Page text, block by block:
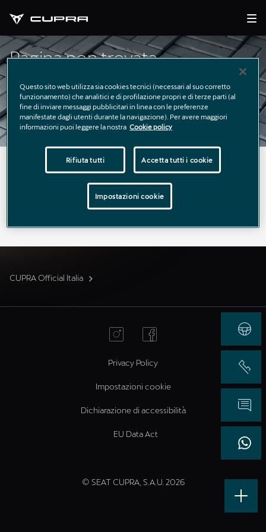
Pagina non trovata
La pagina richiesta non è stata trovata.
Puoi continuare a esplorare il sito usando il menù di
navigazione qui sopra.
CUPRA Official Italia
Privacy Policy
Impostazioni cookie
Dichiarazione di accessibilità
EU Data Act
© SEAT CUPRA, S.A.U. 2026
Questo sito web utilizza sia cookies tecnici (necessari al suo corretto
funzionamento) che analitici e di profilazione propri e di terze parti (al
fine di inviare messaggi pubblicitari in linea con le preferenze
manifestate dagli utenti durante la navigazione). Per avere maggiori
informazioni puoi leggere la nostra Cookie policy
Rifiuta tutti Accetta tutti i cookie
Impostazioni cookie